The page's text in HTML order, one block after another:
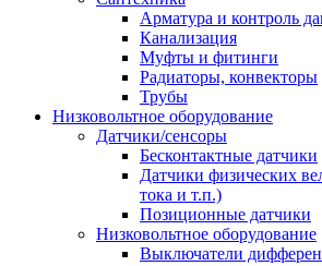
Арматура и контроль
Канализация
Муфты и фитинги
Радиаторы, конвекторы
Трубы
Низковольтное оборудование
Датчики/сенсоры
Бесконтактные датчики
Датчики физических
тока и т.п.)
Позиционные датчики
Низковольтное оборудование
Выключатели